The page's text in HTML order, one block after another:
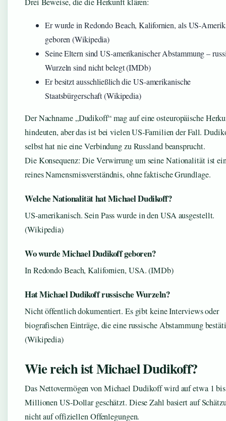
Er wurde in Redondo Beach, Kalifornien, als US-
geboren (Wikipedia)
Seine Eltern sind US-amerikanischer Abstammung –
Wurzeln sind nicht belegt (IMDb)
Er besitzt ausschließlich die US-amerikanische
Staatsbürgerschaft (Wikipedia)
Der Nachname „Dudikoff“ mag auf eine osteuropäische
hindeuten, aber das ist bei vielen US-Familien der Fall.
selbst hat nie eine Verbindung zu Russland beansprucht.
Die Konsequenz: Die Verwirrung um seine Nationalität ist
reines Namensmissverständnis, ohne faktische Grundlage.
Welche Nationalität hat Michael Dudikoff?
US-amerikanisch. Sein Pass wurde in den USA ausgestellt.
(Wikipedia)
Wo wurde Michael Dudikoff geboren?
In Redondo Beach, Kalifornien, USA. (IMDb)
Hat Michael Dudikoff russische Wurzeln?
Nicht öffentlich dokumentiert. Es gibt keine Interviews oder
biografischen Einträge, die eine russische Abstammung
(Wikipedia)
Wie reich ist Michael Dudikoff?
Das Nettovermögen von Michael Dudikoff wird auf etwa 1
Millionen US-Dollar geschätzt. Diese Zahl basiert auf
nicht auf offiziellen Offenlegungen.